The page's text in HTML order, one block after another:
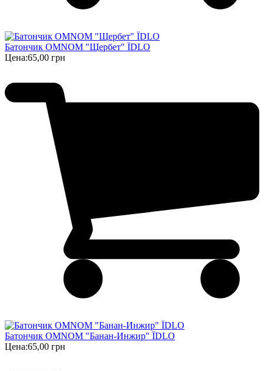
Батончик OMNOM "Щербет" ЇDLO
Цена:65,00 грн
Батончик OMNOM "Банан-Инжир" ЇDLO
Цена:65,00 грн